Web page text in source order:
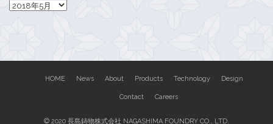
月
HOME News About Products Technology Design
Contact Careers
© 2020 長島鋳物株式会社 NAGASHIMA FOUNDRY CO., LTD.